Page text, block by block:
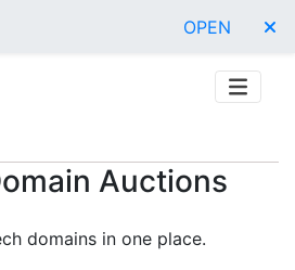
OPEN
Auctions
domains in one place.